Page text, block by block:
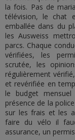
la fois. Pas de
télévision, le chat
emballée dans du
les Ausweiss
parcs. Chaque
vérifiées, les
scrutée, les
régulièrement
et revérifiée en
le budget
présence de la
sur les frais et les
faire du vélo il
assurance, un